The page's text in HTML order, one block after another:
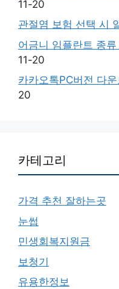
11-20
관절염 보험 선택 시
어금니 임플란트 종
11-20
카카오톡PC버전 다
20
카테고리
가격 추천 잘하는곳
눈썹
민생회복지원금
보청기
유용한정보